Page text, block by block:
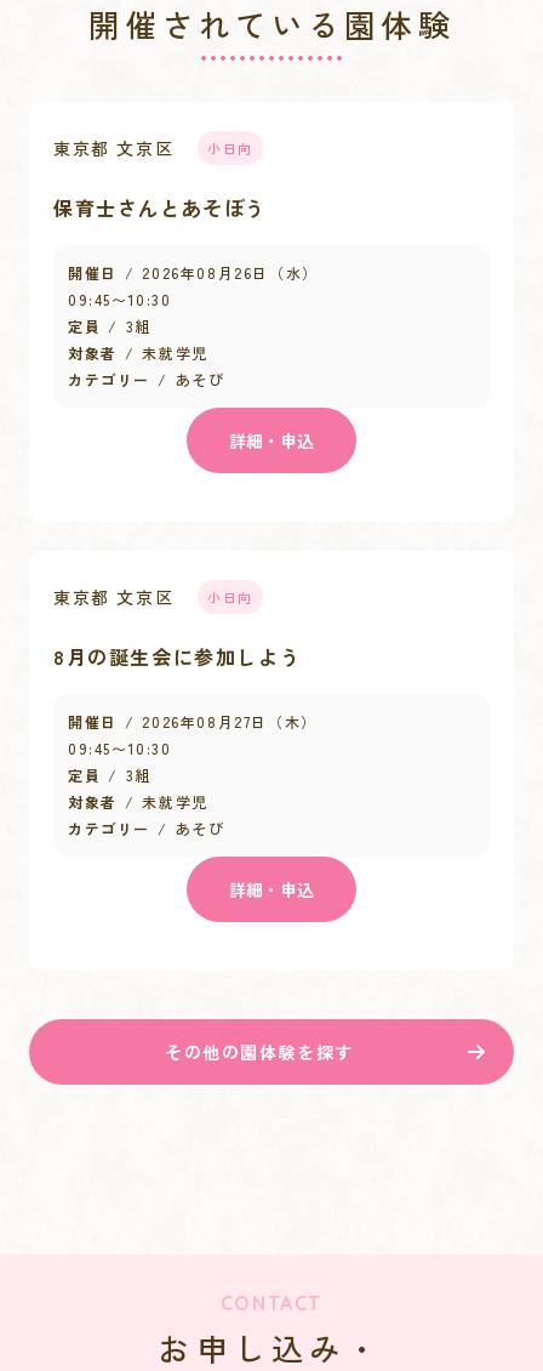
開催されている園体験
東京都 文京区 小日向
保育士さんとあそぼう
開催日
2026年08月26日（水）
09:45〜10:30
定員
3組
対象者
未就学児
カテゴリー
あそび
詳細・申込
東京都 文京区 小日向
8月の誕生会に参加しよう
開催日
2026年08月27日（木）
09:45〜10:30
定員
3組
対象者
未就学児
カテゴリー
あそび
詳細・申込
その他の園体験を探す
CONTACT
お申し込み・